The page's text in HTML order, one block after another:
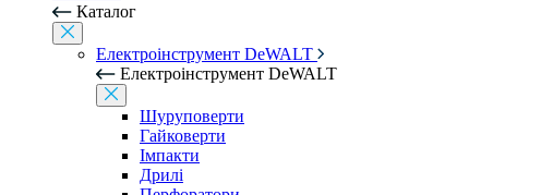
Каталог
Електроінструмент DeWALT
Електроінструмент DeWALT
Шуруповерти
Гайковерти
Імпакти
Дрилі